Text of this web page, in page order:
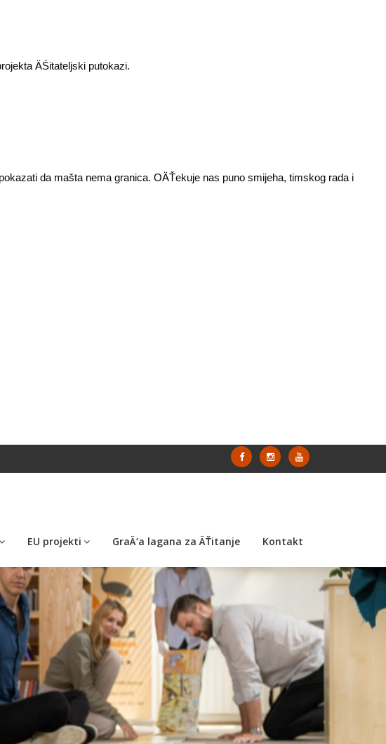
ÄŚitateljski putokazi.
da mašta nema granica. OÄŤekuje nas puno smijeha, timskog rada i
EU projekti GraÄ‘a lagana za ÄŤitanje Kontakt